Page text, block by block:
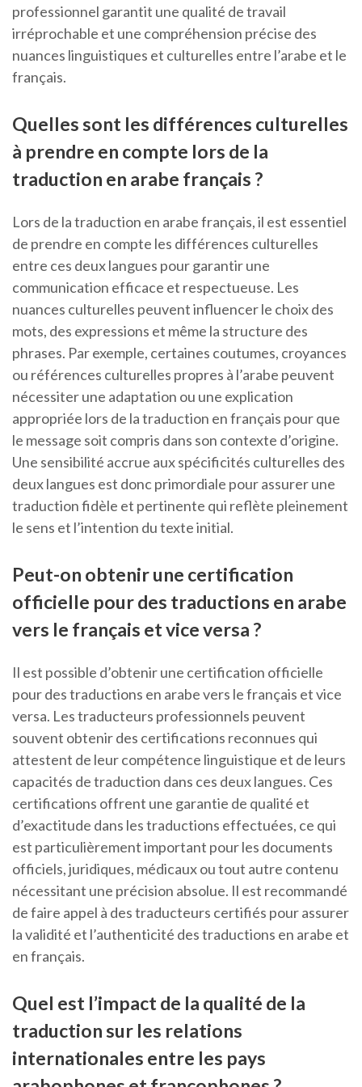
professionnel garantit une qualité de travail
irréprochable et une compréhension précise des
nuances linguistiques et culturelles entre l’arabe et le
français.
Quelles sont les différences culturelles
à prendre en compte lors de la
traduction en arabe français ?
Lors de la traduction en arabe français, il est essentiel
de prendre en compte les différences culturelles
entre ces deux langues pour garantir une
communication efficace et respectueuse. Les
nuances culturelles peuvent influencer le choix des
mots, des expressions et même la structure des
phrases. Par exemple, certaines coutumes, croyances
ou références culturelles propres à l’arabe peuvent
nécessiter une adaptation ou une explication
appropriée lors de la traduction en français pour que
le message soit compris dans son contexte d’origine.
Une sensibilité accrue aux spécificités culturelles des
deux langues est donc primordiale pour assurer une
traduction fidèle et pertinente qui reflète pleinement
le sens et l’intention du texte initial.
Peut-on obtenir une certification
officielle pour des traductions en arabe
vers le français et vice versa ?
Il est possible d’obtenir une certification officielle
pour des traductions en arabe vers le français et vice
versa. Les traducteurs professionnels peuvent
souvent obtenir des certifications reconnues qui
attestent de leur compétence linguistique et de leurs
capacités de traduction dans ces deux langues. Ces
certifications offrent une garantie de qualité et
d’exactitude dans les traductions effectuées, ce qui
est particulièrement important pour les documents
officiels, juridiques, médicaux ou tout autre contenu
nécessitant une précision absolue. Il est recommandé
de faire appel à des traducteurs certifiés pour assurer
la validité et l’authenticité des traductions en arabe et
en français.
Quel est l’impact de la qualité de la
traduction sur les relations
internationales entre les pays